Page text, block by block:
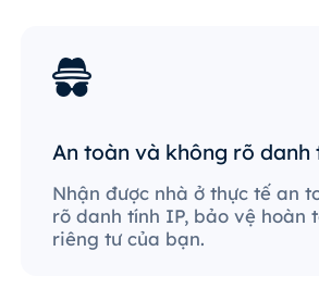
An toàn và không rõ danh
Nhận được nhà ở thực tế an
rõ danh tính IP, bảo vệ hoàn
riêng tư của bạn.